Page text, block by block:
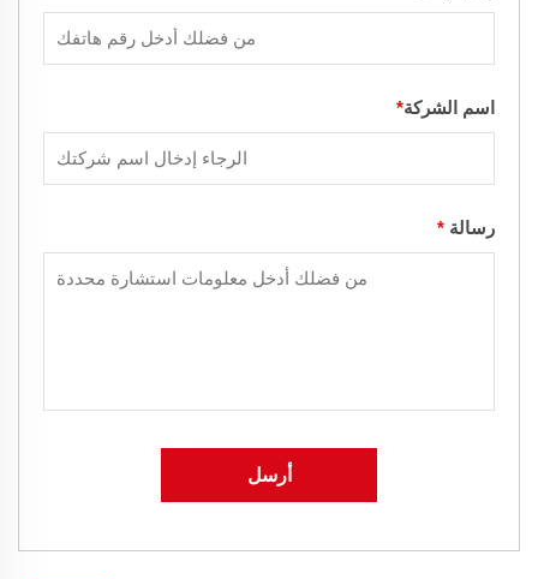
اسم الشركة*
رسالة *
أرسل